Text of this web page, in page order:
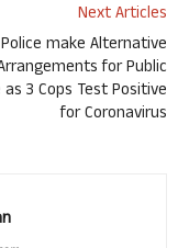
Next Articles
make Alternative
for Public
3 Cops Test Positive
for Coronavirus